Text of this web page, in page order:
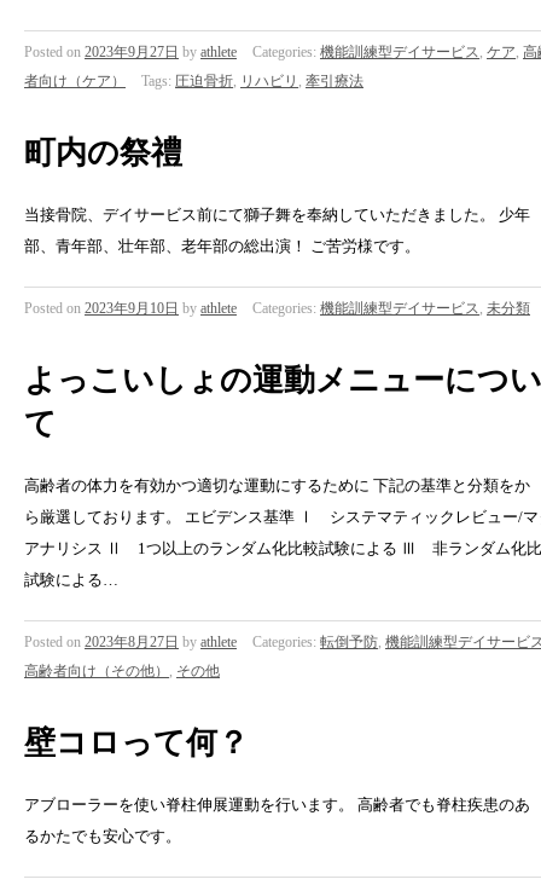
Posted on 2023年9月27日 by athlete Categories: 機能訓練型デイサービス ケア 高
者向け（ケア）
Tags: 圧迫骨折 リハビリ 牽引療法
町内の祭禮
当接骨院、デイサービス前にて獅子舞を奉納していただきました。 少年
部、青年部、壮年部、老年部の総出演！ ご苦労様です。
Posted on 2023年9月10日 by athlete Categories: 機能訓練型デイサービス 未分類
よっこいしょの運動メニューについ
て
高齢者の体力を有効かつ適切な運動にするために 下記の基準と分類をか
ら厳選しております。 エビデンス基準 Ⅰ システマティックレビュー/マ
アナリシス Ⅱ 1つ以上のランダム化比較試験による Ⅲ 非ランダム化
試験による…
Posted on 2023年8月27日 by athlete Categories: 転倒予防 機能訓練型デイサービ
高齢者向け（その他）
その他
壁コロって何？
アブローラーを使い脊柱伸展運動を行います。 高齢者でも脊柱疾患のあ
るかたでも安心です。